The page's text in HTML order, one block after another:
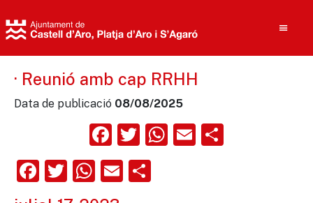
· Reunió amb cap RRHH
Data de publicació 08/08/2025
Facebook
Twitter
WhatsApp
Email
Facebook
Twitter
WhatsApp
Email